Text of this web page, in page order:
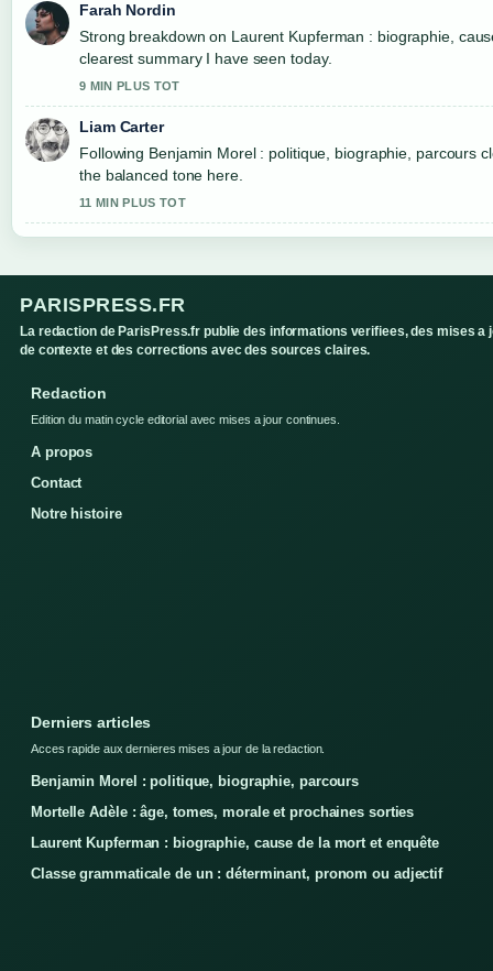
Farah Nordin
Strong breakdown on Laurent Kupferman : biographie,
clearest summary I have seen today.
9 MIN PLUS TOT
Liam Carter
Following Benjamin Morel : politique, biographie, parcours
the balanced tone here.
11 MIN PLUS TOT
PARISPRESS.FR
La redaction de ParisPress.fr publie des informations verifiees, des mises a
de contexte et des corrections avec des sources claires.
Redaction
Edition du matin cycle editorial avec mises a jour continues.
A propos
Contact
Notre histoire
Derniers articles
Acces rapide aux dernieres mises a jour de la redaction.
Benjamin Morel : politique, biographie, parcours
Mortelle Adèle : âge, tomes, morale et prochaines sorties
Laurent Kupferman : biographie, cause de la mort et enquête
Classe grammaticale de un : déterminant, pronom ou adjectif